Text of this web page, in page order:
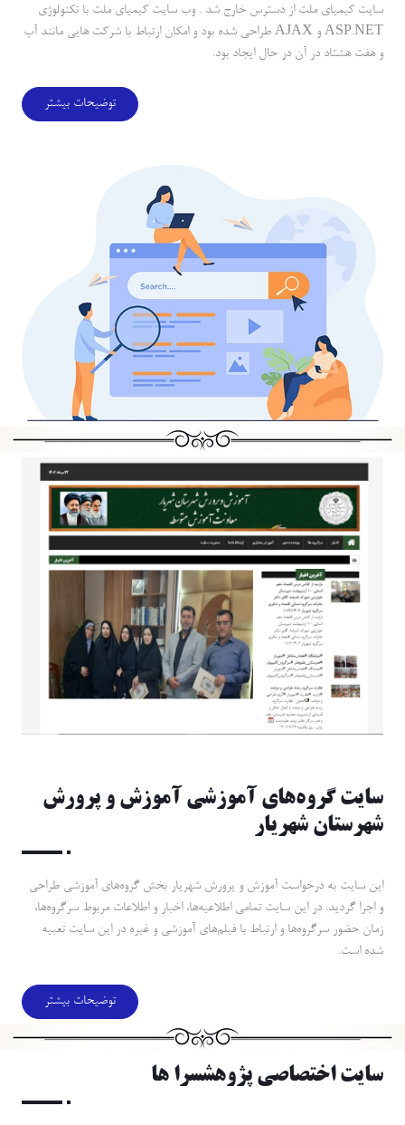
سايت كيمياي ملت از دسترس خارج شد . وب سايت كيمياي ملت با تكنولوژي
ASP.NET و AJAX طراحي شده بود و امكان ارتباط با شركت هايي مانند آپ
و هفت هشتاد در آن در حال ايجاد بود.
توضیحات بیشتر
سايت گروه‌هاي آموزشي آموزش و پرورش
شهرستان شهريار
اين سايت به درخواست آموزش و پرورش شهريار بخش گروه‌هاي آموزشي طراحي
و اجرا گرديد. در اين سايت تمامي اطلاعيه‌ها، اخبار و اطلاعات مربوط سرگروه‌ها،
زمان حضور سرگروه‌ها و ارتباط با فيلم‌هاي آموزشي و غيره در اين سايت تعبيه
شده است.
توضیحات بیشتر
سايت اختصاصي پژوهشسرا ها